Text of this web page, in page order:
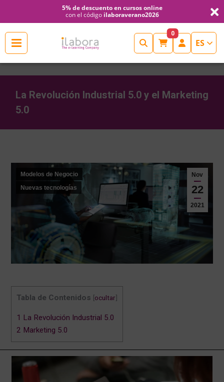
5% de descuento en cursos online
con el código ilaboraverano2026
ES
0
INICIO
FORMACIÓN
NOTICIAS
BLOG
CONTACTO
AULA
La Revolución Industrial 5.0 y el Marketing
5.0
Nov
22
2021
Modelos de Negocio
Nuevas tecnologías
Tabla de Contenidos [ocultar]
1 La Revolución Industrial 5.0
2 Marketing 5.0